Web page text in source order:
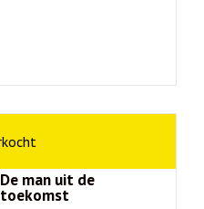
De man uit de
toekomst